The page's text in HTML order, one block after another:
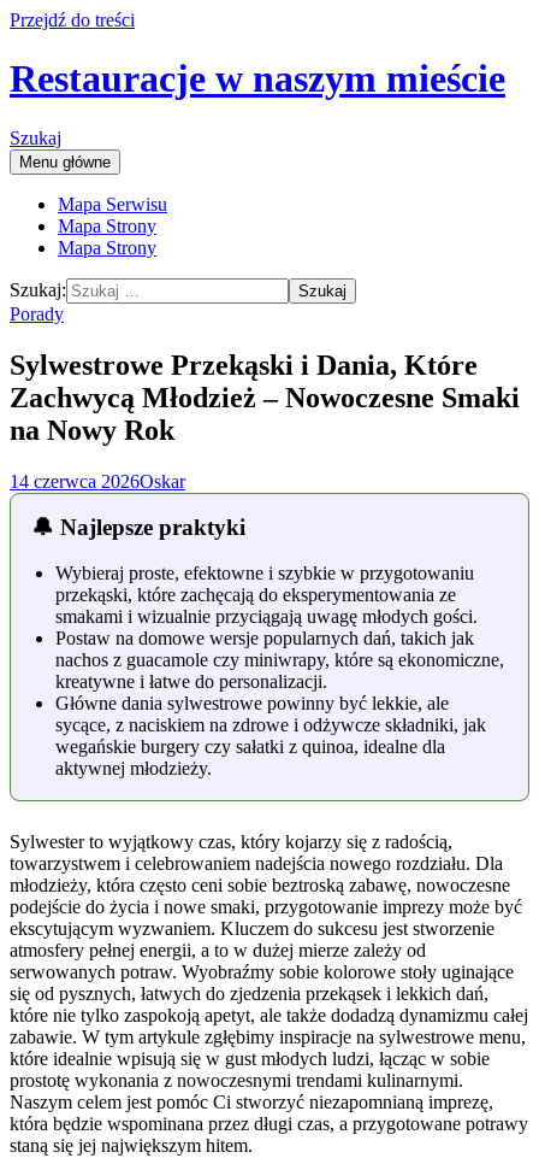
Przejdź do treści
Restauracje w naszym mieście
Szukaj
Menu główne
Mapa Serwisu
Mapa Strony
Mapa Strony
Szukaj:
Porady
Sylwestrowe Przekąski i Dania, Które
Zachwycą Młodzież – Nowoczesne Smaki
na Nowy Rok
14 czerwca 2026Oskar
🔔 Najlepsze praktyki
Wybieraj proste, efektowne i szybkie w przygotowaniu
przekąski, które zachęcają do eksperymentowania ze
smakami i wizualnie przyciągają uwagę młodych gości.
Postaw na domowe wersje popularnych dań, takich jak
nachos z guacamole czy miniwrapy, które są ekonomiczne,
kreatywne i łatwe do personalizacji.
Główne dania sylwestrowe powinny być lekkie, ale
sycące, z naciskiem na zdrowe i odżywcze składniki, jak
wegańskie burgery czy sałatki z quinoa, idealne dla
aktywnej młodzieży.
Sylwester to wyjątkowy czas, który kojarzy się z radością,
towarzystwem i celebrowaniem nadejścia nowego rozdziału. Dla
młodzieży, która często ceni sobie beztroską zabawę, nowoczesne
podejście do życia i nowe smaki, przygotowanie imprezy może być
ekscytującym wyzwaniem. Kluczem do sukcesu jest stworzenie
atmosfery pełnej energii, a to w dużej mierze zależy od
serwowanych potraw. Wyobraźmy sobie kolorowe stoły uginające
się od pysznych, łatwych do zjedzenia przekąsek i lekkich dań,
które nie tylko zaspokoją apetyt, ale także dodadzą dynamizmu całej
zabawie. W tym artykule zgłębimy inspiracje na sylwestrowe menu,
które idealnie wpisują się w gust młodych ludzi, łącząc w sobie
prostotę wykonania z nowoczesnymi trendami kulinarnymi.
Naszym celem jest pomóc Ci stworzyć niezapomnianą imprezę,
która będzie wspominana przez długi czas, a przygotowane potrawy
staną się jej największym hitem.